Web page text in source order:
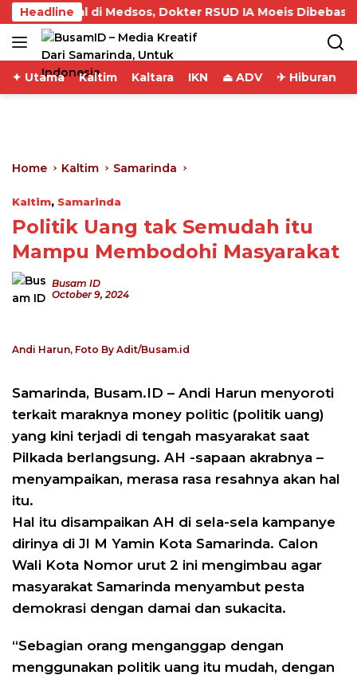
Skip
to
content
Headline
Viral di Medsos, Dokter RSUD IA Moeis
✦ Utama Kaltim Kaltara IKN ⏏ ADV ✈ Hiburan
Home Kaltim Samarinda
Kaltim, Samarinda
Politik Uang tak Semudah itu
Mampu Membodohi Masyarakat
Busam ID
October 9, 2024
Andi Harun, Foto By Adit/Busam.id
Samarinda, Busam.ID – Andi Harun menyoroti
terkait maraknya money politic (politik uang)
yang kini terjadi di tengah masyarakat saat
Pilkada berlangsung. AH -sapaan akrabnya –
menyampaikan, merasa rasa resahnya akan hal
itu.
Hal itu disampaikan AH di sela-sela kampanye
dirinya di Jl M Yamin Kota Samarinda. Calon
Wali Kota Nomor urut 2 ini mengimbau agar
masyarakat Samarinda menyambut pesta
demokrasi dengan damai dan sukacita.
“Sebagian orang menganggap dengan
menggunakan politik uang itu mudah, dengan